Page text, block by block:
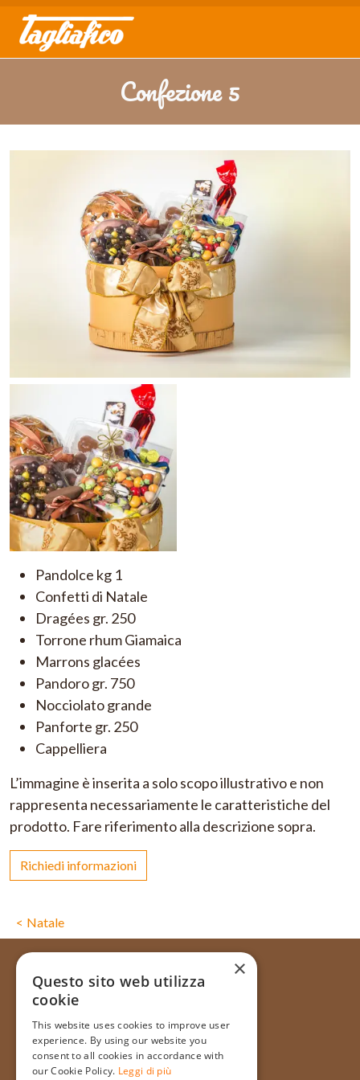
Confezione 5
Pandolce kg 1
Confetti di Natale
Dragées gr. 250
Torrone rhum Giamaica
Marrons glacées
Pandoro gr. 750
Nocciolato grande
Panforte gr. 250
Cappelliera
L’immagine è inserita a solo scopo illustrativo e non
rappresenta necessariamente le caratteristiche del
prodotto. Fare riferimento alla descrizione sopra.
Richiedi informazioni
Natale
Via Galata, 31R - 16121 Genova
+39 010 565714
+39 348 1754128
info@pasticceriatagliafico.it
×
Questo sito web utilizza
cookie
This website uses cookies to improve user
experience. By using our website you
consent to all cookies in accordance with
our Cookie Policy. Leggi di più